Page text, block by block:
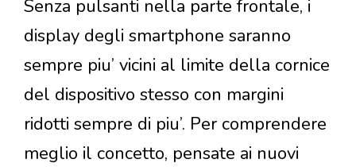
Senza pulsanti nella parte frontale, i
display degli smartphone saranno
sempre piu’ vicini al limite della cornice
del dispositivo stesso con margini
ridotti sempre di piu’. Per comprendere
meglio il concetto, pensate ai nuovi